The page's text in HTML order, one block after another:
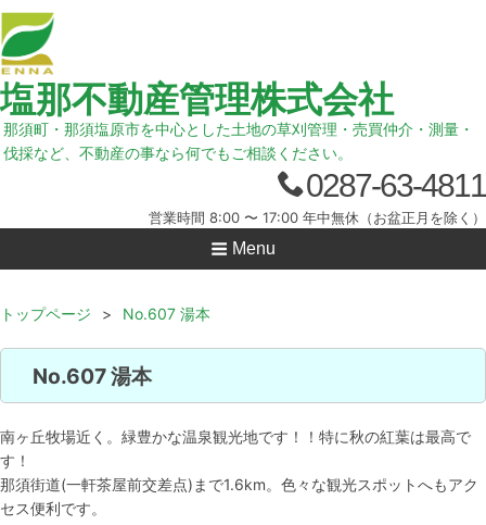
塩那不動産管理株式会社
那須町・那須塩原市を中心とした土地の草刈管理・売買仲介・測量・
伐採など、不動産の事なら何でもご相談ください。
0287-63-4811
営業時間 8:00 〜 17:00 年中無休（お盆正月を除く）
Menu
トップページ > No.607 湯本
No.607 湯本
南ヶ丘牧場近く。緑豊かな温泉観光地です！！特に秋の紅葉は最高で
す！
那須街道(一軒茶屋前交差点)まで1.6km。色々な観光スポットへもアク
セス便利です。